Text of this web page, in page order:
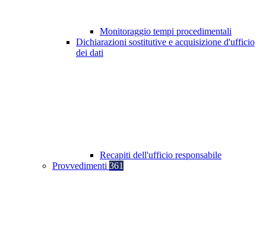
Monitoraggio tempi procedimentali
Dichiarazioni sostitutive e acquisizione d'ufficio
dei dati
Recapiti dell'ufficio responsabile
Provvedimenti 361